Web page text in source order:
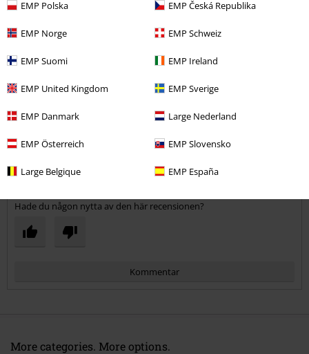
EMP Polska EMP Česká Republika
EMP Norge EMP Schweiz
EMP Suomi EMP Ireland
EMP United Kingdom EMP Sverige
EMP Danmark Large Nederland
EMP Österreich EMP Slovensko
Large Belgique EMP España
Skicka kommentar
15 Recensioner
Postat den: torsdag, 6 september 2018
Schysst material, älskar modellen. Ett säkert kort i alla lägen. Är 165
satt perfekt. Definitivt ingen tajt modell.
Hade du någon nytta av den här recensionen?
Kommentar
More categories. More options.